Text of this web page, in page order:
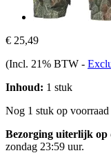
€ 25,49
(Incl. 21% BTW -
Inhoud: 1 stuk
Nog 1 stuk op voorraad
Bezorging uiterlijk op
zondag 23:59 uur.